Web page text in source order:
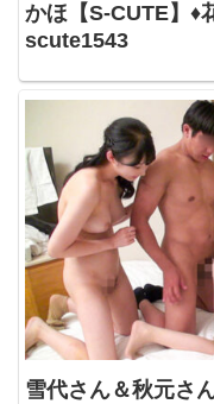
かほ【S-CUTE】♦
scute1543
雪代さん＆秋元さ